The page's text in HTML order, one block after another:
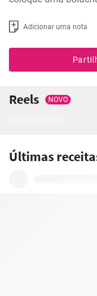
Adicionar uma nota
Reels NOVO
Últimas